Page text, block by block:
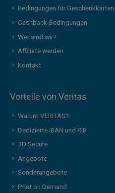
Bedingungen für Geschenkkarten
Cashback-Bedingungen
Wer sind wir?
Affiliate werden
Kontakt
Vorteile von Veritas
Warum VERITAS?
Dedizierte IBAN und RIB
3D Secure
Angebote
Sonderangebote
Print on Demand